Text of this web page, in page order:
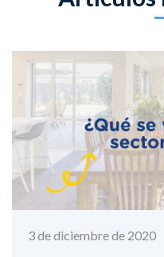
3 de diciembre de 2020